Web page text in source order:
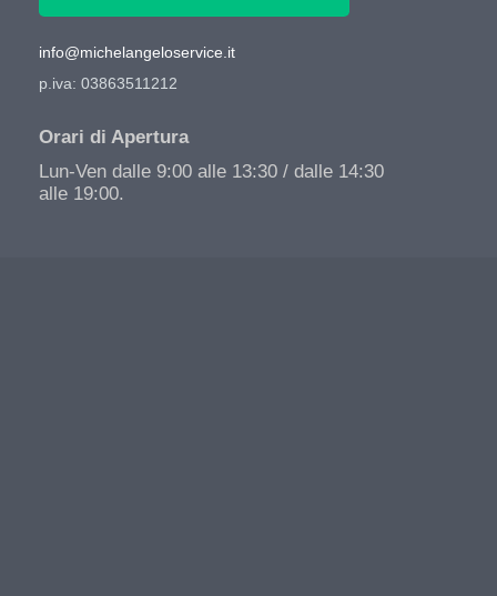
info@michelangeloservice.it
p.iva: 03863511212
Orari di Apertura
Lun-Ven dalle 9:00 alle 13:30 / dalle 14:30
alle 19:00.